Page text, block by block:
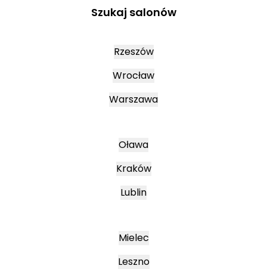
Szukaj salonów
Rzeszów
Wrocław
Warszawa
Oława
Kraków
Lublin
Mielec
Leszno